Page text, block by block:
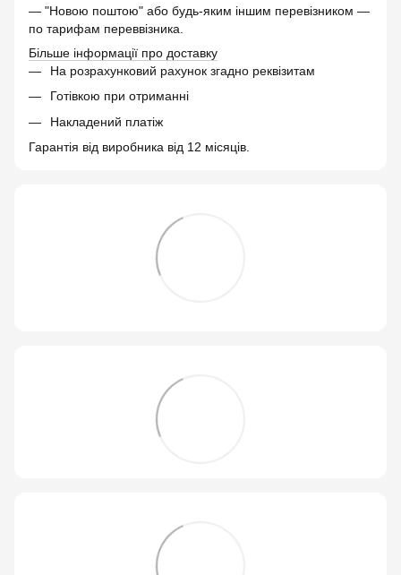
— "Новою поштою" або будь-яким іншим перевізником —
по тарифам переввізника.
Більше інформації про доставку
На розрахунковий рахунок згадно реквізитам
Готівкою при отриманні
Накладений платіж
Гарантія від виробника від 12 місяців.